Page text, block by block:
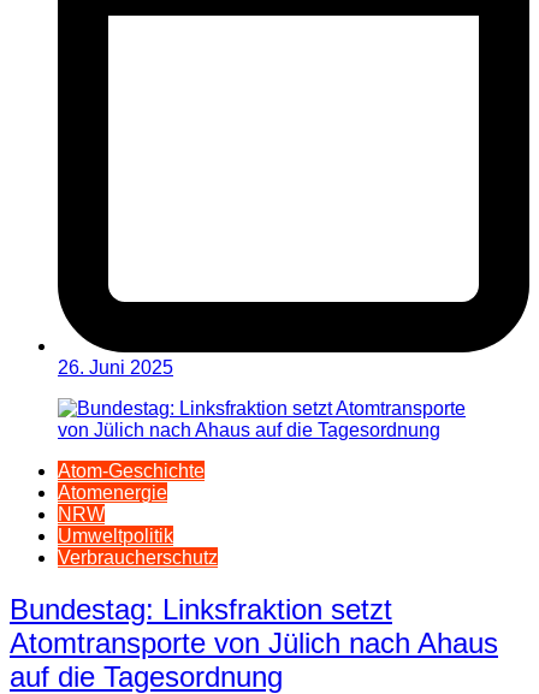
26. Juni 2025
Atom-Geschichte
Atomenergie
NRW
Umweltpolitik
Verbraucherschutz
Bundestag: Linksfraktion setzt
Atomtransporte von Jülich nach Ahaus
auf die Tagesordnung